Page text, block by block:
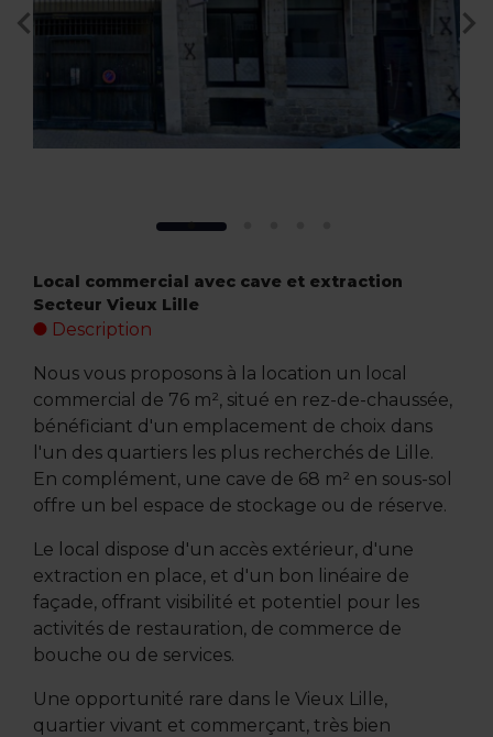
Local commercial avec cave et extraction 
Secteur Vieux Lille
Description
Nous vous proposons à la location un local
commercial de 76 m², situé en rez-de-chaussée,
bénéficiant d'un emplacement de choix dans
l'un des quartiers les plus recherchés de Lille.
En complément, une cave de 68 m² en sous-sol
offre un bel espace de stockage ou de réserve.
Le local dispose d'un accès extérieur, d'une
extraction en place, et d'un bon linéaire de
façade, offrant visibilité et potentiel pour les
activités de restauration, de commerce de
bouche ou de services.
Une opportunité rare dans le Vieux Lille,
quartier vivant et commerçant, très bien